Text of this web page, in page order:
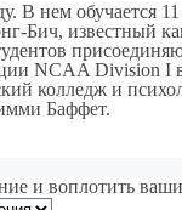
В нем обучается 11
известный
NCAA Division
колледж и
Баффет.
и воплотить